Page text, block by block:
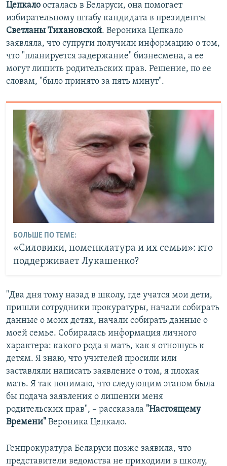
Цепкало осталась в Беларуси, она помогает
избирательному штабу кандидата в президенты
Светланы Тихановской. Вероника Цепкало
заявляла, что супруги получили информацию о том,
что "планируется задержание" бизнесмена, а ее
могут лишить родительских прав. Решение, по ее
словам, "было принято за пять минут".
БОЛЬШЕ ПО ТЕМЕ:
«Силовики, номенклатура и их семьи»: кто
поддерживает Лукашенко?
"Два дня тому назад в школу, где учатся мои дети,
пришли сотрудники прокуратуры, начали собирать
данные о моих детях, начали собирать данные о
моей семье. Собиралась информация личного
характера: какого рода я мать, как я отношусь к
детям. Я знаю, что учителей просили или
заставляли написать заявление о том, я плохая
мать. Я так понимаю, что следующим этапом была
бы подача заявления о лишении меня
родительских прав", – рассказала "Настоящему
Времени" Вероника Цепкало.
Генпрокуратура Беларуси позже заявила, что
представители ведомства не приходили в школу,